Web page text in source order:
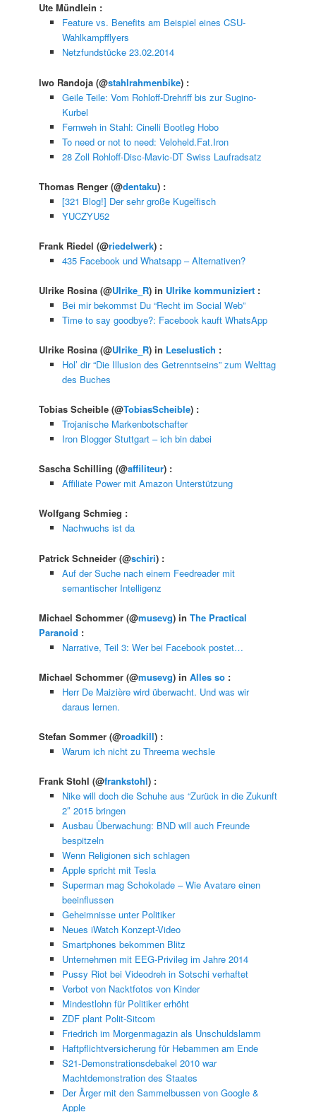
Ute Mündlein :
Feature vs. Benefits am Beispiel eines CSU-
Wahlkampfflyers
Netzfundstücke 23.02.2014
Iwo Randoja(@stahlrahmenbike) :
Geile Teile: Vom Rohloff-Drehriff bis zur Sugino-
Kurbel
Fernweh in Stahl: Cinelli Bootleg Hobo
To need or not to need: Veloheld.Fat.Iron
28 Zoll Rohloff-Disc-Mavic-DT Swiss Laufradsatz
Thomas Renger(@dentaku) :
[321 Blog!] Der sehr große Kugelfisch
YUCZYU52
Frank Riedel(@riedelwerk) :
435 Facebook und Whatsapp – Alternativen?
Ulrike Rosina(@Ulrike_R) in Ulrike kommuniziert :
Bei mir bekommst Du “Recht im Social Web”
Time to say goodbye?: Facebook kauft WhatsApp
Ulrike Rosina(@Ulrike_R) in Leselustich :
Hol’ dir “Die Illusion des Getrenntseins” zum Welttag
des Buches
Tobias Scheible(@TobiasScheible) :
Trojanische Markenbotschafter
Iron Blogger Stuttgart – ich bin dabei
Sascha Schilling(@affiliteur) :
Affiliate Power mit Amazon Unterstützung
Wolfgang Schmieg :
Nachwuchs ist da
Patrick Schneider(@schiri) :
Auf der Suche nach einem Feedreader mit
semantischer Intelligenz
Michael Schommer(@musevg) inThe Practical
Paranoid :
Narrative, Teil 3: Wer bei Facebook postet…
Michael Schommer(@musevg) inAlles so :
Herr De Maizière wird überwacht. Und was wir
daraus lernen.
Stefan Sommer(@roadkill) :
Warum ich nicht zu Threema wechsle
Frank Stohl(@frankstohl) :
Nike will doch die Schuhe aus “Zurück in die Zukunft
2″ 2015 bringen
Ausbau Überwachung: BND will auch Freunde
bespitzeln
Wenn Religionen sich schlagen
Apple spricht mit Tesla
Superman mag Schokolade – Wie Avatare einen
beeinflussen
Geheimnisse unter Politiker
Neues iWatch Konzept-Video
Smartphones bekommen Blitz
Unternehmen mit EEG-Privileg im Jahre 2014
Pussy Riot bei Videodreh in Sotschi verhaftet
Verbot von Nacktfotos von Kinder
Mindestlohn für Politiker erhöht
ZDF plant Polit-Sitcom
Friedrich im Morgenmagazin als Unschuldslamm
Haftpflichtversicherung für Hebammen am Ende
S21-Demonstrationsdebakel 2010 war
Machtdemonstration des Staates
Der Ärger mit den Sammelbussen von Google &
Apple